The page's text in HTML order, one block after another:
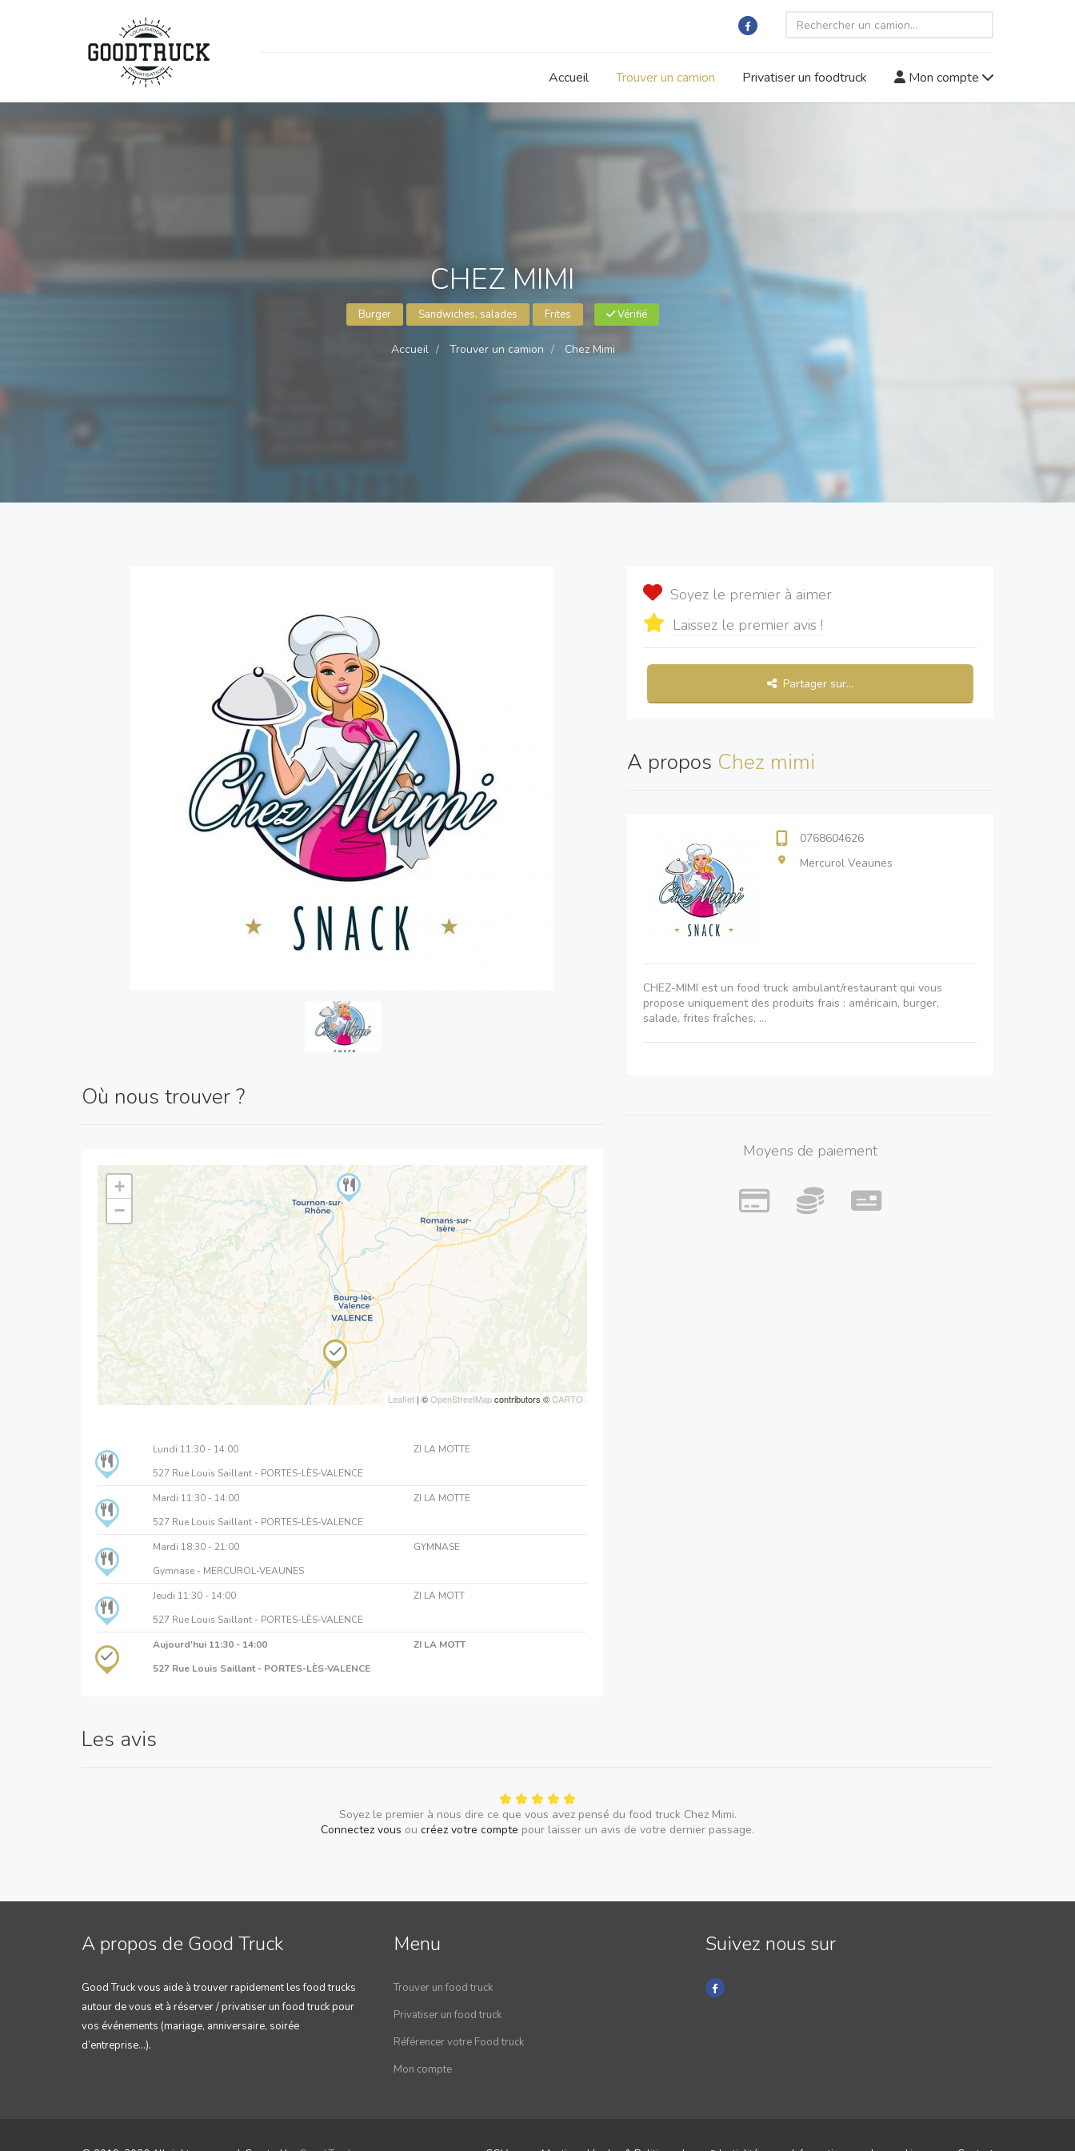
Accueil Trouver un camion Privatiser un foodtruck Mon compte
CHEZ MIMI
Burger Sandwiches, salades Frites Vérifié
Accueil Trouver un camion Chez Mimi
Où nous trouver ?
+
−
Leaflet | ©OpenStreetMapcontributors ©CARTO
Lundi 11:30 - 14:00
ZI LA MOTTE
527 Rue Louis Saillant - PORTES-LÈS-VALENCE
Mardi 11:30 - 14:00
ZI LA MOTTE
527 Rue Louis Saillant - PORTES-LÈS-VALENCE
Mardi 18:30 - 21:00
GYMNASE
Gymnase - MERCUROL-VEAUNES
Jeudi 11:30 - 14:00
ZI LA MOTT
527 Rue Louis Saillant - PORTES-LÈS-VALENCE
Aujourd'hui 11:30 - 14:00
ZI LA MOTT
527 Rue Louis Saillant - PORTES-LÈS-VALENCE
Soyez le premier à aimer
Laissez le premier avis !
Partager sur...
A propos Chez mimi
0768604626
Mercurol Veaunes
CHEZ-MIMI est un food truck ambulant/restaurant qui vous
propose uniquement des produits frais : américain, burger,
salade, frites fraîches, ...
Moyens de paiement
Les avis
Soyez le premier à nous dire ce que vous avez pensé du food truck Chez Mimi.
Connectez vous ou créez votre compte pour laisser un avis de votre dernier passage.
A propos de Good Truck
Good Truck vous aide à trouver rapidement les food trucks
autour de vous et à réserver / privatiser un food truck pour
vos événements (mariage, anniversaire, soirée
d’entreprise…).
Menu
Trouver un food truck
Privatiser un food truck
Référencer votre Food truck
Mon compte
Suivez nous sur